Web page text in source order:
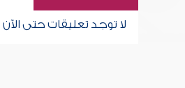
لا توجد تعليقات حتى الآن